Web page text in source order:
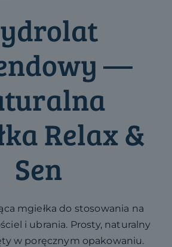
—
Relax &
Sen
mgiełka do stosowania na
i ubrania. Prosty, naturalny
w poręcznym opakowaniu.